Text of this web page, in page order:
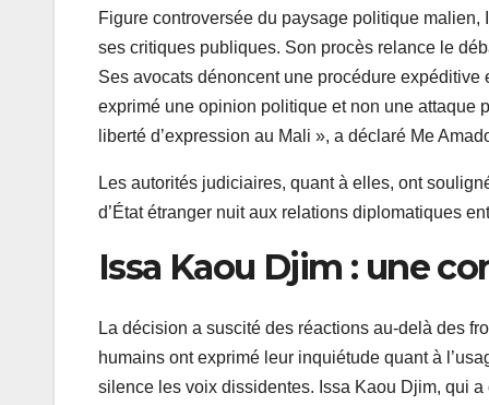
Figure controversée du paysage politique
ses critiques publiques. Son procès relance le
Ses avocats dénoncent une procédure
exprimé une opinion politique et non une attaque
liberté d’expression au Mali », a déclaré Me
Les autorités judiciaires, quant à elles, ont
d’État étranger nuit aux relations diplomatiques
Issa Kaou Djim : une
La décision a suscité des réactions au-delà des
humains ont exprimé leur inquiétude quant à
silence les voix dissidentes. Issa Kaou Djim, qui